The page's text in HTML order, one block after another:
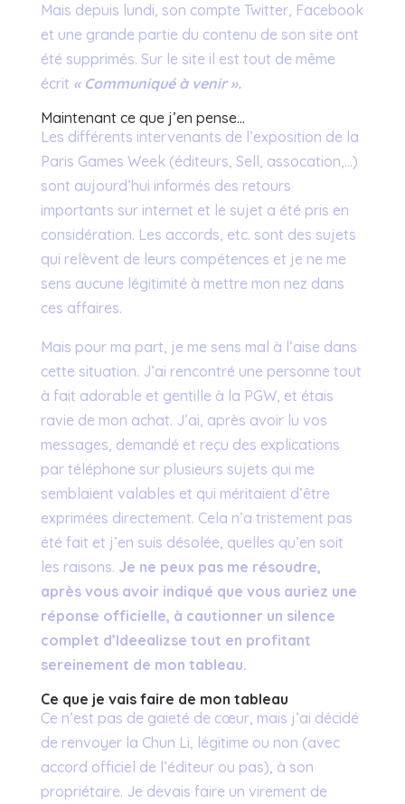
Mais depuis lundi, son compte Twitter, Facebook
et une grande partie du contenu de son site ont
été supprimés. Sur le site il est tout de même
écrit « Communiqué à venir ».
Maintenant ce que j’en pense…
Les différents intervenants de l’exposition de la
Paris Games Week (éditeurs, Sell, assocation,…)
sont aujourd’hui informés des retours
importants sur internet et le sujet a été pris en
considération. Les accords, etc. sont des sujets
qui relèvent de leurs compétences et je ne me
sens aucune légitimité à mettre mon nez dans
ces affaires.
Mais pour ma part, je me sens mal à l’aise dans
cette situation. J’ai rencontré une personne tout
à fait adorable et gentille à la PGW, et étais
ravie de mon achat. J’ai, après avoir lu vos
messages, demandé et reçu des explications
par téléphone sur plusieurs sujets qui me
semblaient valables et qui méritaient d’être
exprimées directement. Cela n’a tristement pas
été fait et j’en suis désolée, quelles qu’en soit
les raisons. Je ne peux pas me résoudre,
après vous avoir indiqué que vous auriez une
réponse officielle, à cautionner un silence
complet d’Ideealizse tout en profitant
sereinement de mon tableau.
Ce que je vais faire de mon tableau
Ce n’est pas de gaieté de cœur, mais j’ai décidé
de renvoyer la Chun Li, légitime ou non (avec
accord officiel de l’éditeur ou pas), à son
propriétaire. Je devais faire un virement de